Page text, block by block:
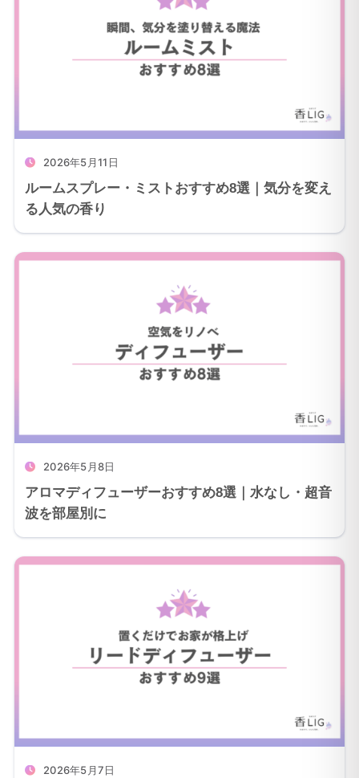
2026年5月11日
ルームスプレー・ミストおすすめ8選｜気分を変え
る人気の香り
2026年5月8日
アロマディフューザーおすすめ8選｜水なし・超音
波を部屋別に
2026年5月7日